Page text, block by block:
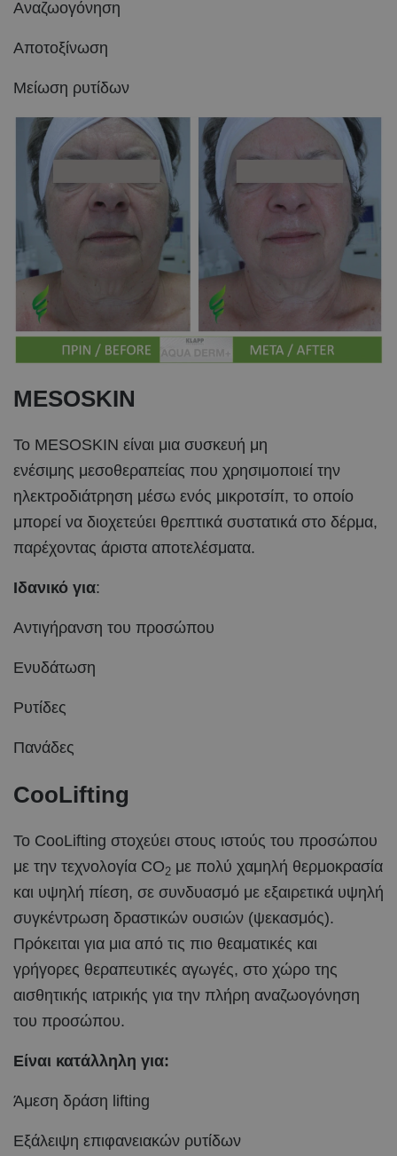
Αναζωογόνηση
Αποτοξίνωση
Μείωση ρυτίδων
MESOSKIN
Το MESOSKIN είναι μια συσκευή μη
ενέσιμης μεσοθεραπείας που χρησιμοποιεί την
ηλεκτροδιάτρηση μέσω ενός μικροτσίπ, το οποίο
μπορεί να διοχετεύει θρεπτικά συστατικά στο δέρμα,
παρέχοντας άριστα αποτελέσματα.
Ιδανικό για:
Αντιγήρανση του προσώπου
Ενυδάτωση
Ρυτίδες
Πανάδες
CooLifting
Το CooLifting στοχεύει στους ιστούς του προσώπου
με την τεχνολογία CO2 με πολύ χαμηλή θερμοκρασία
και υψηλή πίεση, σε συνδυασμό με εξαιρετικά υψηλή
συγκέντρωση δραστικών ουσιών (ψεκασμός).
Πρόκειται για μια από τις πιο θεαματικές και
γρήγορες θεραπευτικές αγωγές, στο χώρο της
αισθητικής ιατρικής για την πλήρη αναζωογόνηση
του προσώπου.
Είναι κατάλληλη για:
Άμεση δράση lifting
Εξάλειψη επιφανειακών ρυτίδων